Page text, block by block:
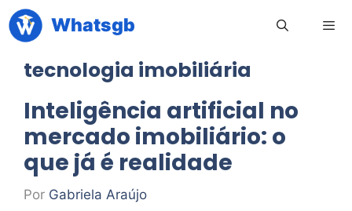
Pular
para
conteúdo
Whatsgb
tecnologia imobiliária
Inteligência artificial no
mercado imobiliário: o
que já é realidade
Por Gabriela Araújo